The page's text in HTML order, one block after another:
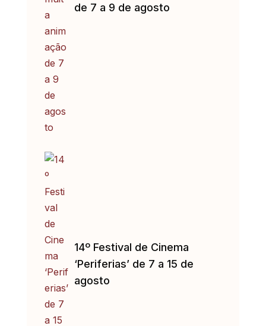
de 7 a 9 de agosto
14º Festival de Cinema
‘Periferias’ de 7 a 15 de
agosto